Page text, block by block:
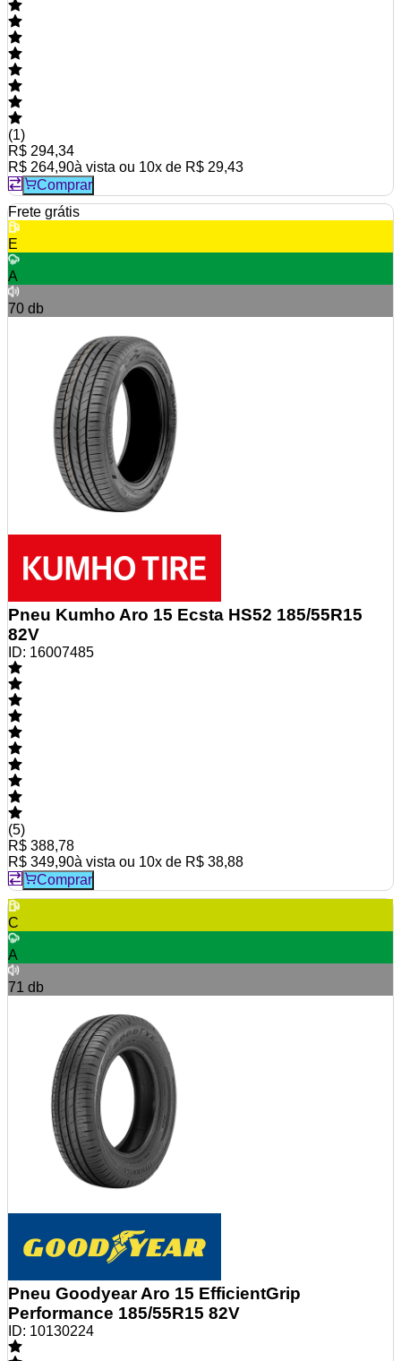
(1)
R$ 294,34
R$ 264,90à vista ou 10x de R$ 29,43
Comprar
Frete grátis
E
A
70 db
Pneu Kumho Aro 15 Ecsta HS52 185/55R15
82V
ID: 16007485
(5)
R$ 388,78
R$ 349,90à vista ou 10x de R$ 38,88
Comprar
C
A
71 db
Pneu Goodyear Aro 15 EfficientGrip
Performance 185/55R15 82V
ID: 10130224